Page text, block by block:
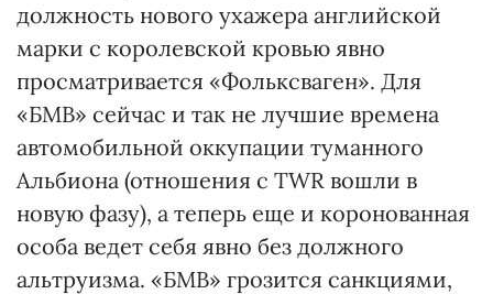
должность нового ухажера английской
марки с королевской кровью явно
просматривается «Фольксваген». Для
«БМВ» сейчас и так не лучшие времена
автомобильной оккупации туманного
Альбиона (отношения с TWR вошли в
новую фазу), а теперь еще и коронованная
особа ведет себя явно без должного
альтруизма. «БМВ» грозится санкциями,